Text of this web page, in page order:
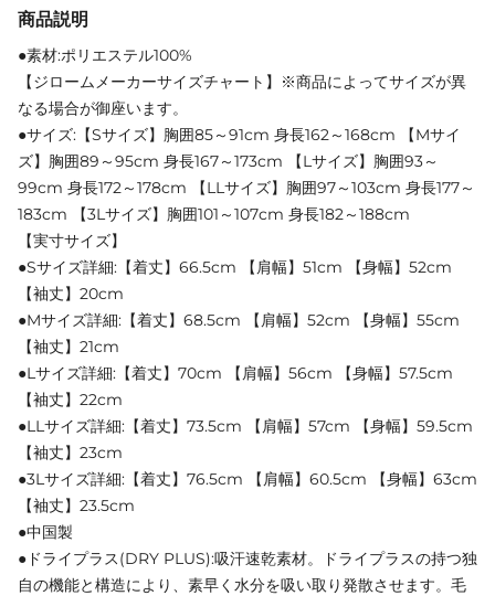
商品説明
●素材:ポリエステル100%
【ジロームメーカーサイズチャート】※商品によってサイズが異
なる場合が御座います。
●サイズ:【Sサイズ】胸囲85～91cm 身長162～168cm 【Mサイ
ズ】胸囲89～95cm 身長167～173cm 【Lサイズ】胸囲93～
99cm 身長172～178cm 【LLサイズ】胸囲97～103cm 身長177～
183cm 【3Lサイズ】胸囲101～107cm 身長182～188cm
【実寸サイズ】
●Sサイズ詳細:【着丈】66.5cm 【肩幅】51cm 【身幅】52cm
【袖丈】20cm
●Mサイズ詳細:【着丈】68.5cm 【肩幅】52cm 【身幅】55cm
【袖丈】21cm
●Lサイズ詳細:【着丈】70cm 【肩幅】56cm 【身幅】57.5cm
【袖丈】22cm
●LLサイズ詳細:【着丈】73.5cm 【肩幅】57cm 【身幅】59.5cm
【袖丈】23cm
●3Lサイズ詳細:【着丈】76.5cm 【肩幅】60.5cm 【身幅】63cm
【袖丈】23.5cm
●中国製
●ドライプラス(DRY PLUS):吸汗速乾素材。ドライプラスの持つ独
自の機能と構造により、素早く水分を吸い取り発散させます。毛